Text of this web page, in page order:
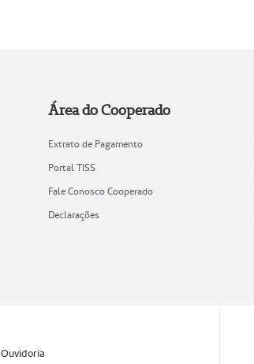
Área do Cooperado
Extrato de Pagamento
Portal TISS
Fale Conosco Cooperado
Declarações
Ouvidoria